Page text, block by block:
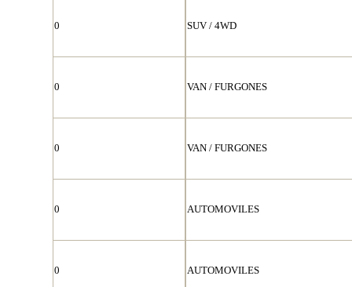
0 SUV / 4WD
0 VAN / FURGONES
0 VAN / FURGONES
0 AUTOMOVILES
0 AUTOMOVILES